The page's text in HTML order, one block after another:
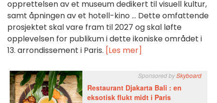
opprettelsen av et museum dedikert til visuell kultur,
samt åpningen av et hotell-kino ... Dette omfattende
prosjektet skal vare fram til 2027 og skal løfte
opplevelsen for publikum i dette ikoniske området i
13. arrondissement i Paris. [Les mer]